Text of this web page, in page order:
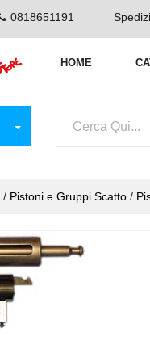
0818651191
HOME
/ Pistoni e Gruppi Scatto /